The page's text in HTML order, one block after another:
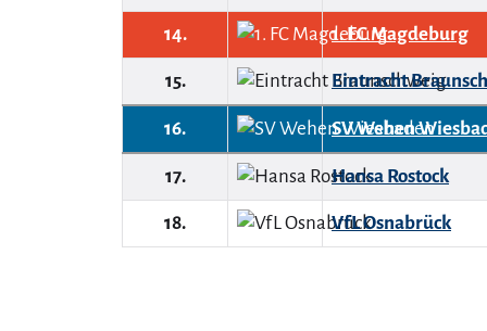
14. 1. FC Magdeburg
15. Eintracht
16. SV Wehen
17. Hansa Rostock
18. VfL Osnabrück